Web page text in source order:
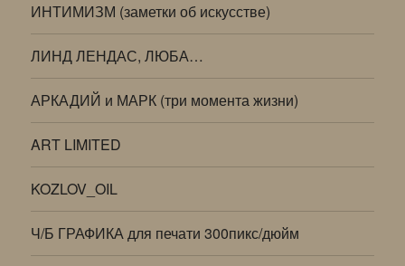
ИНТИМИЗМ (заметки об искусстве)
ЛИНД ЛЕНДАС, ЛЮБА…
АРКАДИЙ и МАРК (три момента жизни)
ART LIMITED
KOZLOV_OIL
Ч/Б ГРАФИКА для печати 300пикс/дюйм